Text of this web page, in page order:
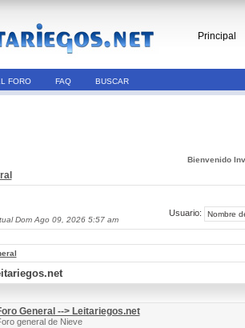
Principal
FORO FAQ BUSCAR
Bienvenido
Dom Ago 09, 2026 5:57 am
Usuario:
General --> Leitariegos.net
general de Nieve